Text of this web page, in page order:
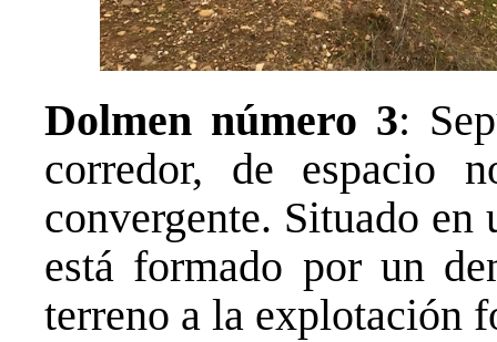
Dolmen número 3:
corredor, de espacio
convergente. Situado
está formado por un
terreno a la explotación